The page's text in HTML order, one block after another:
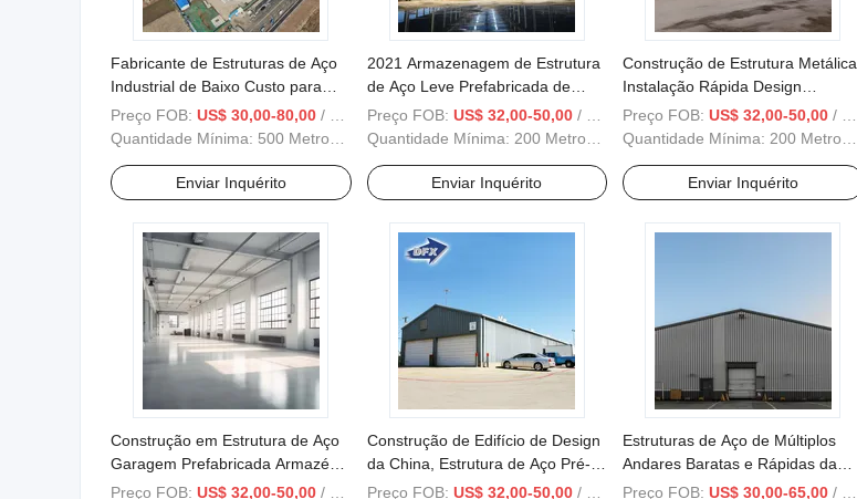
Fabricante de Estruturas de Aço
Industrial de Baixo Custo para
Armazém / Oficina / Ponte de Aço
Preço FOB: US$ 30,00-80,00 / Metro Quadrado
Quantidade Mínima: 500 Metros Quadrados
Enviar Inquérito
2021 Armazenagem de Estrutura
de Aço Leve Prefabricada de
Grande Vão a Baixo Custo em
Alta Venda
Preço FOB: US$ 32,00-50,00 / Metro Quadrado
Quantidade Mínima: 200 Metros Quadrados
Enviar Inquérito
Construção de Estrutura Metálica
Instalação Rápida Design
Personalizado Armazém de Aço
Pré-fabricado Logística
Preço FOB: US$ 32,00-50,00 / Metro Quadrado
Quantidade Mínima: 200 Metros Quadrados
Enviar Inquérito
Construção em Estrutura de Aço
Garagem Prefabricada Armazém
Estrutura de Aço Desmontável
Preço FOB: US$ 32,00-50,00 / Metro Quadrado
Construção de Edifício de Design
da China, Estrutura de Aço Pré-
fabricada de Alto Desempenho
Preço FOB: US$ 32,00-50,00 / Metro Quadrado
Estruturas de Aço de Múltiplos
Andares Baratas e Rápidas da
China para Galpões e Armazéns
Preço FOB: US$ 30,00-65,00 / Metro Quadrado